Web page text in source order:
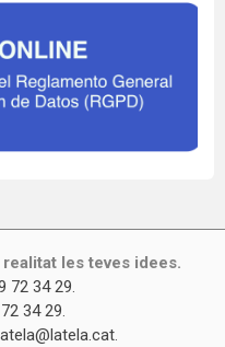
les teves idees.
72 34 29
34 29
.